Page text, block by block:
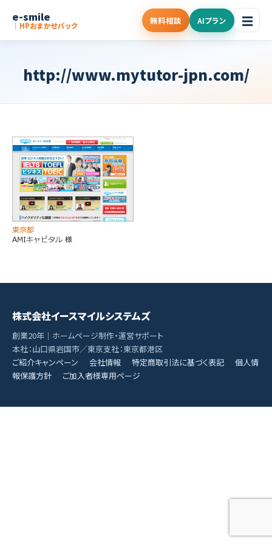
e-smile
｜HPおまかせパック 無料相談 AIプラン ☰
http://www.mytutor-jpn.com/
株式会社イースマイルシステムズ
創業20年｜ホームページ制作・運営サポート
本社：山口県岩国市／東京支社：東京都港区
ご紹介キャンペーン
会社情報 特定商取引法に基づく表記
個人情
報保護方針
ご加入者様専用ページ